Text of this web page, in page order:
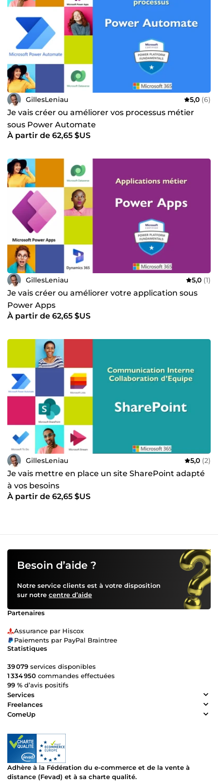
GillesLeniau 5,0 (6)
Je vais créer ou améliorer vos processus métier
sous Power Automate
À partir de 62,65 $US
GillesLeniau 5,0 (1)
Je vais créer ou améliorer votre application sous
Power Apps
À partir de 62,65 $US
GillesLeniau 5,0 (2)
Je vais mettre en place un site SharePoint adapté
à vos besoins
À partir de 62,65 $US
Besoin d’aide ?
Notre service clients est à votre disposition
sur notre centre d’aide
Partenaires
Assurance par Hiscox
Paiements par PayPal Braintree
Statistiques
39 079 services disponibles
1 334 950 commandes effectuées
99 % d’avis positifs
Services
Freelances
ComeUp
Adhère à la Fédération du e-commerce et de la vente à
distance (Fevad) et à sa charte qualité.